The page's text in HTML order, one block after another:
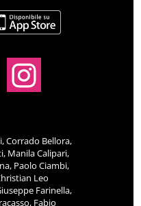
Corrado Bellora,
Manila Calipari,
Paolo Ciambi,
Leo
Farinella,
Fabio